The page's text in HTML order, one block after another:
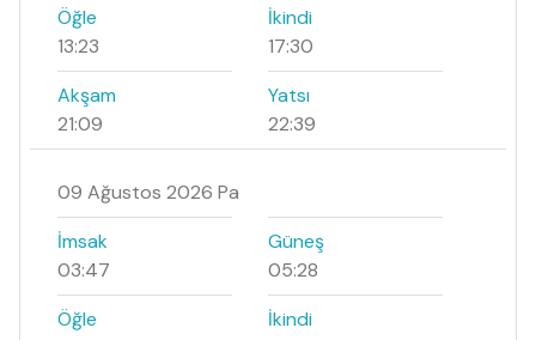
Öğle
13:23
İkindi
17:30
Akşam
21:09
Yatsı
22:39
09 Ağustos 2026 Pa
İmsak
03:47
Güneş
05:28
Öğle
İkindi